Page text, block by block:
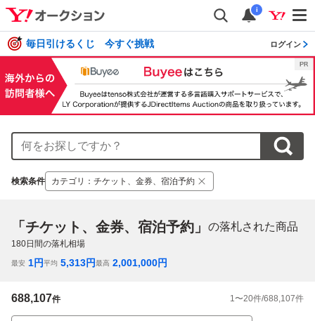
i
毎日引けるくじ 今すぐ挑戦 ログイン
検索条件 カテゴリ ： チケット、金券、宿泊予約
「チケット、金券、宿泊予約」 の落札された商品
180日間の落札相場
最安 1円平均 5,313円最高 2,001,000円
688,107件 1 〜20件/688,107件